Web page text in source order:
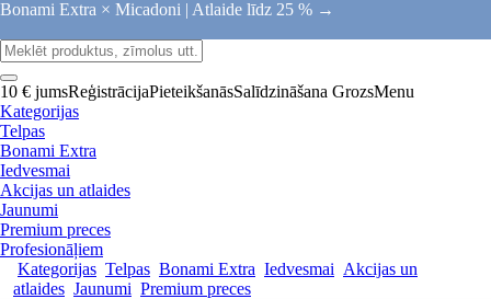
Bonami Extra × Micadoni | Atlaide līdz 25 % →
10 € jumsReģistrācijaPieteikšanāsSalīdzināšana GrozsMenu
Kategorijas
Telpas
Bonami Extra
Iedvesmai
Akcijas un atlaides
Jaunumi
Premium preces
Profesionāļiem
Kategorijas Telpas Bonami Extra Iedvesmai Akcijas un
atlaides Jaunumi Premium preces